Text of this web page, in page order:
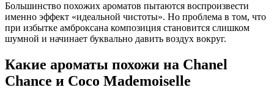
Большинство похожих ароматов пытаются воспроизвести
именно эффект «идеальной чистоты». Но проблема в том, что
при избытке амброксана композиция становится слишком
шумной и начинает буквально давить воздух вокруг.
Какие ароматы похожи на Chanel
Chance и Coco Mademoiselle